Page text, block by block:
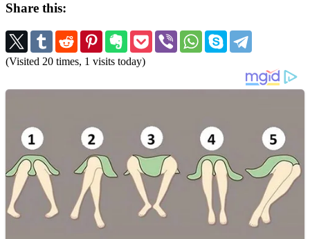
Share this:
(Visited 20 times, 1 visits today)